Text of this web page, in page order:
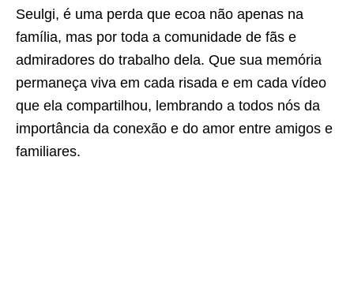
Seulgi, é uma perda que ecoa não apenas na
família, mas por toda a comunidade de fãs e
admiradores do trabalho dela. Que sua memória
permaneça viva em cada risada e em cada vídeo
que ela compartilhou, lembrando a todos nós da
importância da conexão e do amor entre amigos e
familiares.